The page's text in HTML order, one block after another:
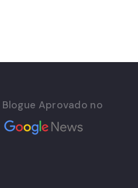
Blogue Aprovado no